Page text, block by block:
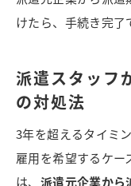
けたら、手続き完了
派遣スタッフ
の対処法
3年を超えるタイミ
雇用を希望するケー
は、 派遣元企業から